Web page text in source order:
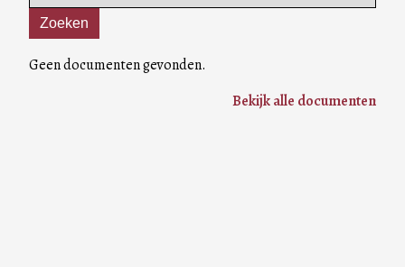
Geen documenten gevonden.
Bekijk alle documenten